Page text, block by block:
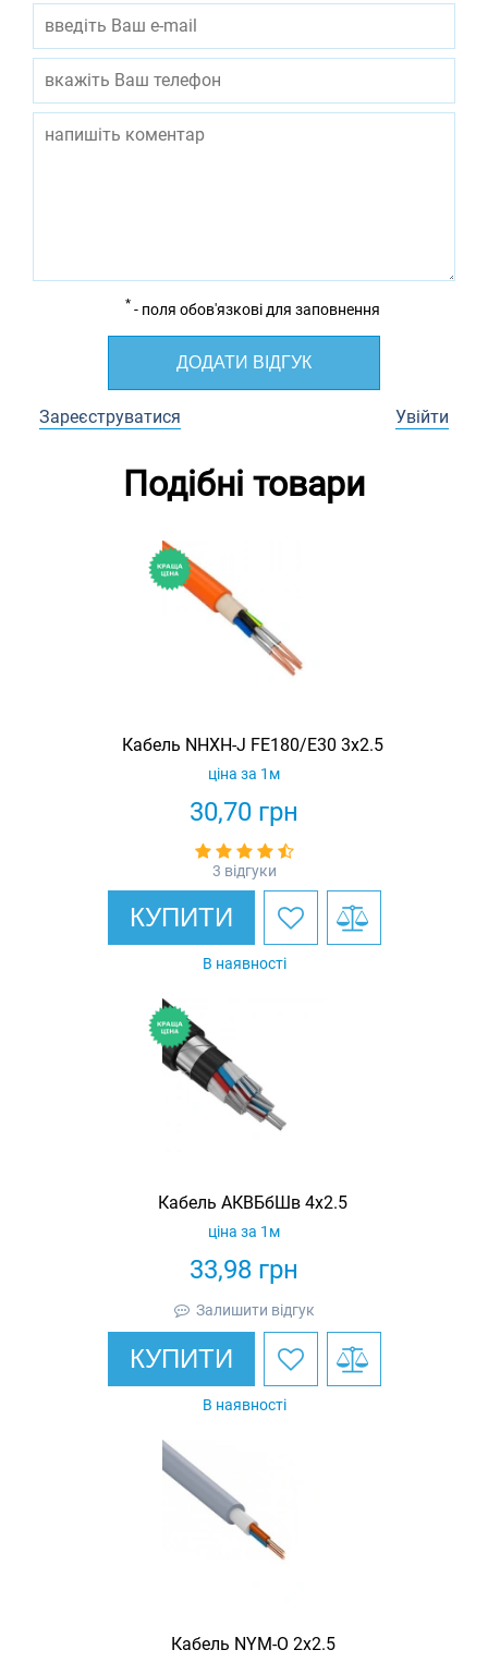
* - поля обов'язкові для заповнення
ДОДАТИ ВІДГУК
Зареєструватися Увійти
Подібні товари
Кабель NHXH-J FE180/E30 3x2.5
30,70 грн
ціна за 1м
3 відгуки
КУПИТИ
В наявності
Кабель АКВБбШв 4х2.5
33,98 грн
ціна за 1м
Залишити відгук
КУПИТИ
В наявності
Кабель NYM-O 2х2.5